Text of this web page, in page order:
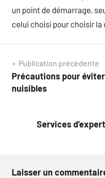
un point de démarrage,
celui choisi pour choisir la
Navigation
de
Publication précédente
Précautions pour
nuisibles
Services
Laisser un